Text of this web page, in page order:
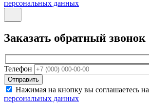
персональных данных
Заказать обратный звонок
Телефон
Отправить
Нажимая на кнопку вы соглашаетесь на
персональных данных